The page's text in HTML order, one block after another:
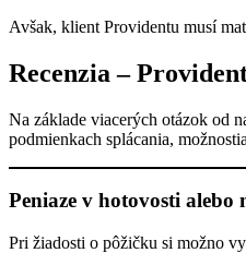
Avšak, klient Providentu musí
Recenzia –
Na základe viacerých otázok od
podmienkach splácania,
Peniaze v hotovosti alebo
Pri žiadosti o pôžičku si možno